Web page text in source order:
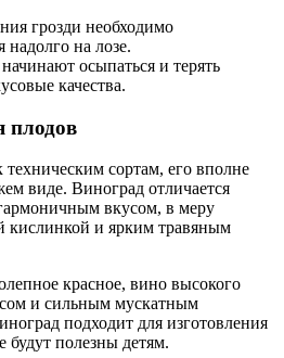
грозди необходимо
надолго на лозе.
осыпаться и терять
качества.
плодов
техническим сортам, его вполне
виде. Виноград отличается
вкусом, в меру
кислинкой и ярким травяным
красное, вино высокого
и сильным мускатным
подходит для изготовления
будут полезны детям.